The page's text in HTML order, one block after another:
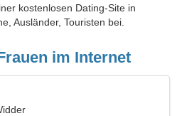
kostenlosen Dating-Site in
Ausländer, Touristen bei.
im Internet